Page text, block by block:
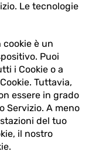
Le tecnologie
cookie è un
Puoi
i Cookie o a
Tuttavia,
essere in grado
Servizio. A meno
del tuo
il nostro